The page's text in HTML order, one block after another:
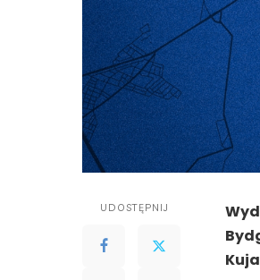
UDOSTĘPNIJ